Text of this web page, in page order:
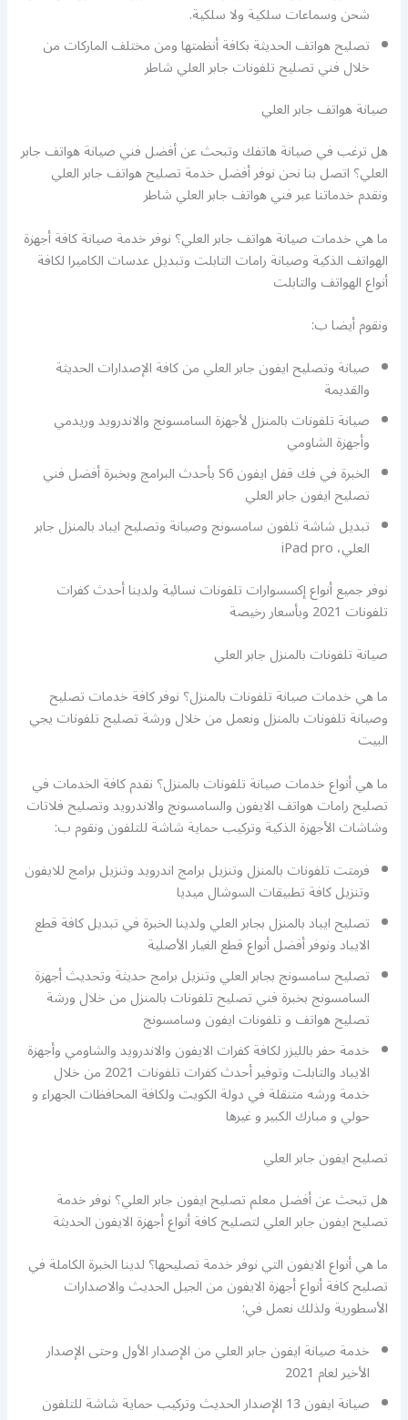
شحن وسماعات سلكية ولا سلكية.
تصليح هواتف الحديثة بكافة أنظمتها ومن مختلف الماركات من
خلال فني تصليح تلفونات جابر العلي شاطر
صيانة هواتف جابر العلي
هل ترغب في صيانة هاتفك وتبحث عن أفضل فني صيانة هواتف جابر
العلي؟ اتصل بنا نحن نوفر أفضل خدمة تصليح هواتف جابر العلي
ونقدم خدماتنا عبر فني هواتف جابر العلي شاطر
ما هي خدمات صيانة هواتف جابر العلي؟ نوفر خدمة صيانة كافة أجهزة
الهواتف الذكية وصيانة رامات التابلت وتبديل عدسات الكاميرا لكافة
أنواع الهواتف والتابلت
ونقوم أيضا ب:
صيانة وتصليح ايفون جابر العلي من كافة الإصدارات الحديثة
والقديمة
صيانة تلفونات بالمنزل لأجهزة السامسونج والاندرويد وريدمي
وأجهزة الشاومي
الخبرة في فك قفل ايفون S6 بأحدث البرامج وبخبرة أفضل فني
تصليح ايفون جابر العلي
تبديل شاشة تلفون سامسونج وصيانة وتصليح ايباد بالمنزل جابر
العلي، iPad pro
نوفر جميع أنواع إكسسوارات تلفونات نسائية ولدينا أحدث كفرات
تلفونات 2021 وبأسعار رخيصة
صيانة تلفونات بالمنزل جابر العلي
ما هي خدمات صيانة تلفونات بالمنزل؟ نوفر كافة خدمات تصليح
وصيانة تلفونات بالمنزل ونعمل من خلال ورشة تصليح تلفونات يجي
البيت
ما هي أنواع خدمات صيانة تلفونات بالمنزل؟ نقدم كافة الخدمات في
تصليح رامات هواتف الايفون والسامسونج والاندرويد وتصليح فلاتات
وشاشات الأجهزة الذكية وتركيب حماية شاشة للتلفون ونقوم ب:
فرمتت تلفونات بالمنزل وتنزيل برامج اندرويد وتنزيل برامج للايفون
وتنزيل كافة تطبيقات السوشال ميديا
تصليح ايباد بالمنزل بجابر العلي ولدينا الخبرة في تبديل كافة قطع
الايباد ونوفر أفضل أنواع قطع الغيار الأصلية
تصليح سامسونج بجابر العلي وتنزيل برامج حديثة وتحديث أجهزة
السامسونج بخبرة فني تصليح تلفونات بالمنزل من خلال ورشة
تصليح هواتف و تلفونات ايفون وسامسونج
خدمة حفر بالليزر لكافة كفرات الايفون والاندرويد والشاومي وأجهزة
الايباد والتابلت وتوفير أحدث كفرات تلفونات 2021 من خلال
خدمة ورشه متنقلة في دولة الكويت ولكافة المحافظات الجهراء و
حولي و مبارك الكبير و غيرها
تصليح ايفون جابر العلي
هل تبحث عن أفضل معلم تصليح ايفون جابر العلي؟ نوفر خدمة
تصليح ايفون جابر العلي لتصليح كافة أنواع أجهزة الايفون الحديثة
ما هي أنواع الايفون التي نوفر خدمة تصليحها؟ لدينا الخبرة الكاملة في
تصليح كافة أنواع أجهزة الايفون من الجيل الحديث والاصدارات
الأسطورية ولذلك نعمل في:
خدمة صيانة ايفون جابر العلي من الإصدار الأول وحتى الإصدار
الأخير لعام 2021
صيانة ايفون 13 الإصدار الحديث وتركيب حماية شاشة للتلفون